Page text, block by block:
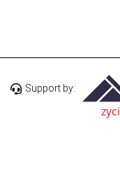
Support by: